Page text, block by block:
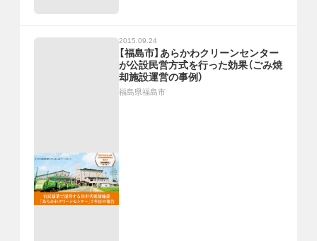
2015.09.24
【福島市】あらかわクリーンセンター
が公設民営方式を行った効果（ごみ焼
却施設運営の事例）
福島県福島市